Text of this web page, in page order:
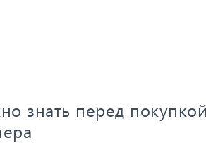
знать перед